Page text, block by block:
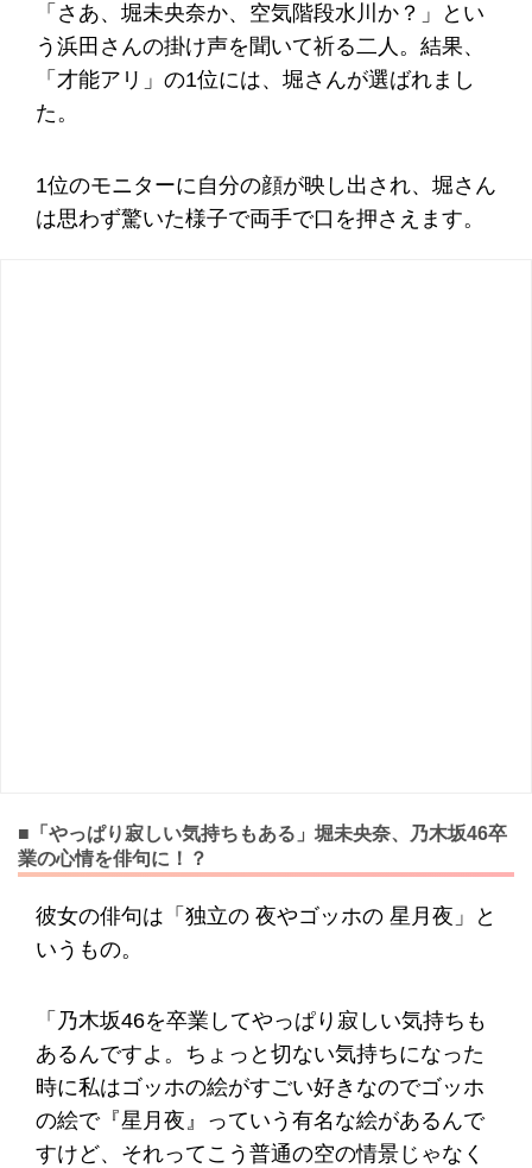
「さあ、堀未央奈か、空気階段水川か？」とい
う浜田さんの掛け声を聞いて祈る二人。結果、
「才能アリ」の1位には、堀さんが選ばれまし
た。
1位のモニターに自分の顔が映し出され、堀さん
は思わず驚いた様子で両手で口を押さえます。
■「やっぱり寂しい気持ちもある」堀未央奈、乃木坂46卒
業の心情を俳句に！？
彼女の俳句は「独立の 夜やゴッホの 星月夜」と
いうもの。
「乃木坂46を卒業してやっぱり寂しい気持ちも
あるんですよ。ちょっと切ない気持ちになった
時に私はゴッホの絵がすごい好きなのでゴッホ
の絵で『星月夜』っていう有名な絵があるんで
すけど、それってこう普通の空の情景じゃなく